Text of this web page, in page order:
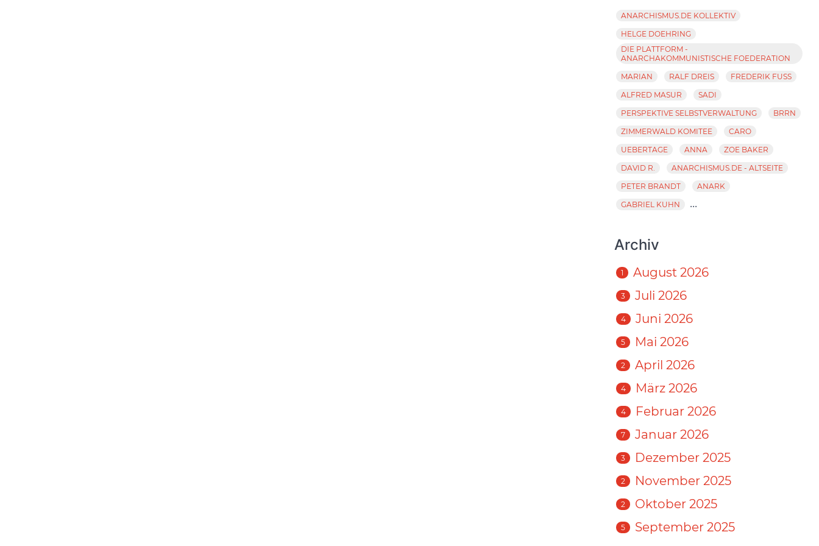
ANARCHISMUS.DE KOLLEKTIV
HELGE DOEHRING
DIE PLATTFORM -
ANARCHAKOMMUNISTISCHE FOEDERATION
MARIAN
RALF DREIS
FREDERIK FUSS
ALFRED MASUR
SADI
PERSPEKTIVE SELBSTVERWALTUNG
BRRN
ZIMMERWALD KOMITEE
CARO
UEBERTAGE
ANNA
ZOE BAKER
DAVID R.
ANARCHISMUS.DE - ALTSEITE
PETER BRANDT
ANARK
GABRIEL KUHN
...
Archiv
1 August 2026
3 Juli 2026
4 Juni 2026
5 Mai 2026
2 April 2026
4 März 2026
4 Februar 2026
7 Januar 2026
3 Dezember 2025
2 November 2025
2 Oktober 2025
5 September 2025